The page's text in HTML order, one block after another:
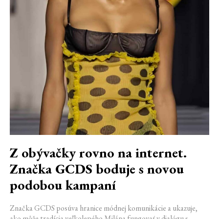
Z obývačky rovno na internet.
Značka GCDS boduje s novou
podobou kampaní
Značka GCDS posúva hranice módnej komunikácie a ukazuje,